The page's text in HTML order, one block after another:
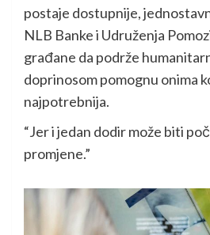
postaje dostupnije,
NLB Banke i Udruženja
građane da podrže
doprinosom pomognu onima
najpotrebnija.
“Jer i jedan dodir može biti
promjene.”